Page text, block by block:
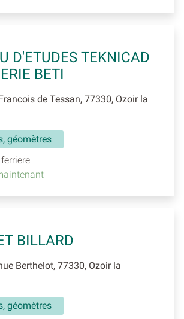
D'ETUDES TEKNICAD
BETI
de Tessan, 77330, Ozoir la
géomètres
BILLARD
Berthelot, 77330, Ozoir la
géomètres